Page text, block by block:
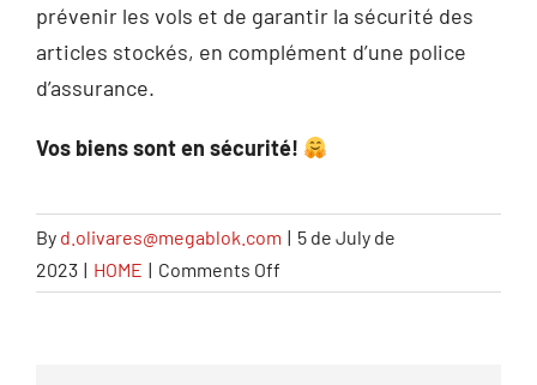
prévenir les vols et de garantir la sécurité des
articles stockés, en complément d’une police
d’assurance.
Vos biens sont en sécurité!
By d.olivares@megablok.com | 5 de July de
2023 | HOME | Comments Off